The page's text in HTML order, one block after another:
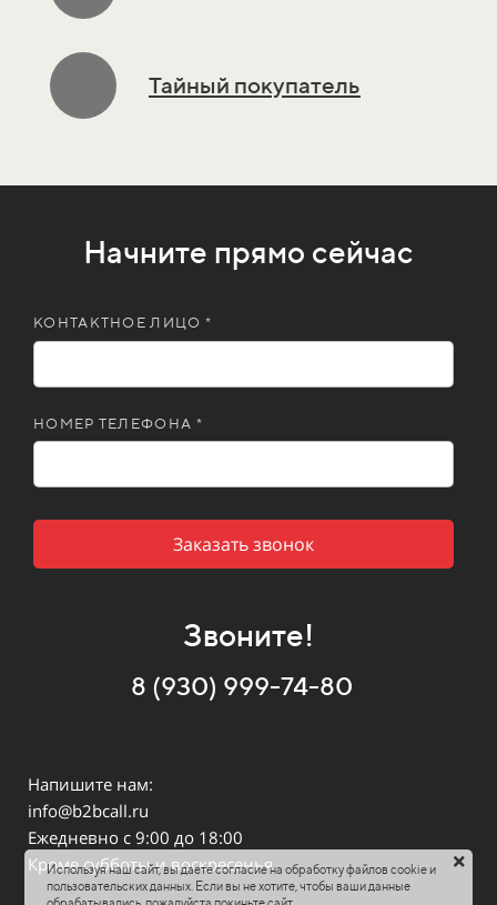
Тайный покупатель
Начните прямо сейчас
КОНТАКТНОЕ ЛИЦО *
НОМЕР ТЕЛЕФОНА *
Заказать звонок
Звоните!
8 (930) 999-74-80
Напишите нам:
info@b2bcall.ru
Ежедневно с 9:00 до 18:00
Кроме субботы и воскресенья
Используя наш сайт, вы даете согласие на обработку файлов cookie и
пользовательских данных. Если вы не хотите, чтобы ваши данные